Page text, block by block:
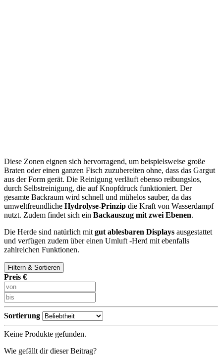
Diese Zonen eignen sich hervorragend, um beispielsweise große
Braten oder einen ganzen Fisch zuzubereiten ohne, dass das Gargut
aus der Form gerät. Die Reinigung verläuft ebenso reibungslos,
durch Selbstreinigung, die auf Knopfdruck funktioniert. Der
gesamte Backraum wird schnell und mühelos sauber, da das
umweltfreundliche Hydrolyse-Prinzip die Kraft von Wasserdampf
nutzt. Zudem findet sich ein Backauszug mit zwei Ebenen.
Die Herde sind natürlich mit gut ablesbaren Displays ausgestattet
und verfügen zudem über einen Umluft -Herd mit ebenfalls
zahlreichen Funktionen.
Filtern & Sortieren
Preis €
Sortierung
Keine Produkte gefunden.
Wie gefällt dir dieser Beitrag?